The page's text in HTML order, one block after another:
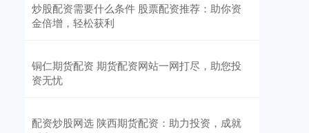
炒股配资需要什么条件 股票配资推荐：助你资
金倍增，轻松获利
铜仁期货配资 期货配资网站一网打尽，助您投
资无忧
配资炒股网选 陕西期货配资：助力投资，成就